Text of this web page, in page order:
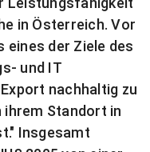
in Österreich. Vor
eines der Ziele des
und IT
nachhaltig zu
ihrem Standort in
Insgesamt